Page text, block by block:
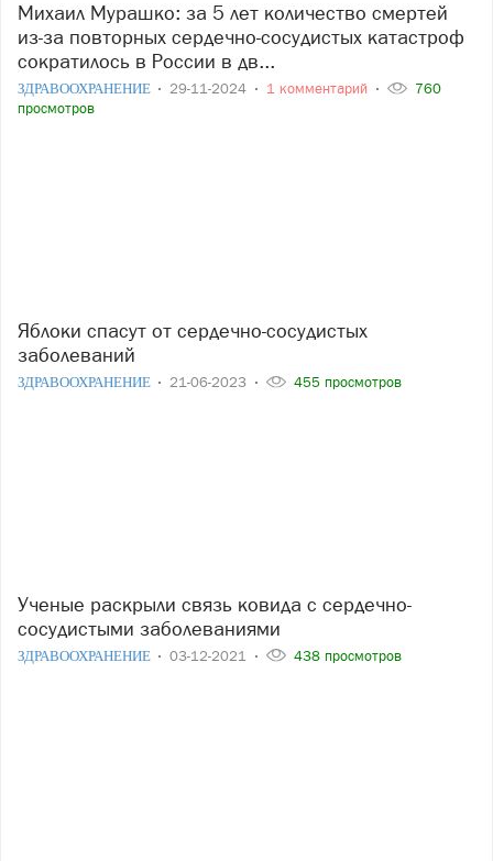
Михаил Мурашко: за 5 лет количество смертей
из-за повторных сердечно-сосудистых катастроф
сократилось в России в дв...
ЗДРАВООХРАНЕНИЕ 29-11-2024 1 комментарий
760
просмотров
Яблоки спасут от сердечно-сосудистых
заболеваний
ЗДРАВООХРАНЕНИЕ 21-06-2023 455 просмотров
Ученые раскрыли связь ковида с сердечно-
сосудистыми заболеваниями
ЗДРАВООХРАНЕНИЕ 03-12-2021 438 просмотров